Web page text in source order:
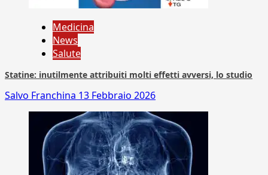
Medicina
News
Salute
Statine: inutilmente attribuiti molti effetti avversi, lo studio
Salvo Franchina 13 Febbraio 2026